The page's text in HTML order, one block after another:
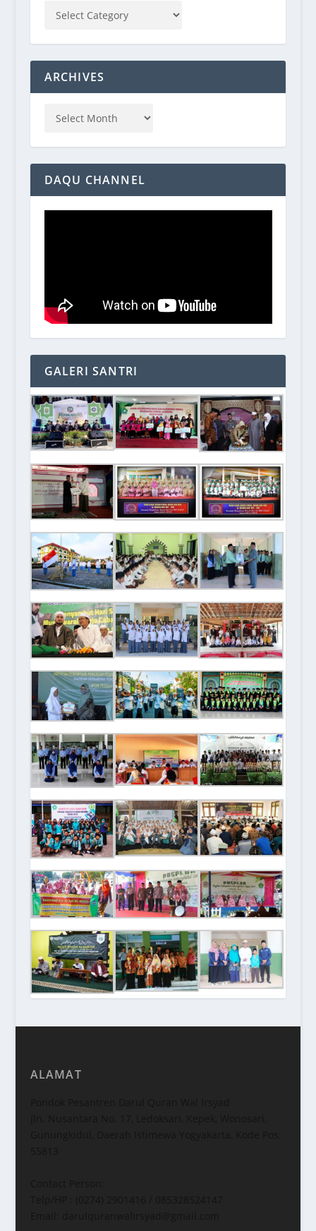
ARCHIVES
DAQU CHANNEL
GALERI SANTRI
ALAMAT